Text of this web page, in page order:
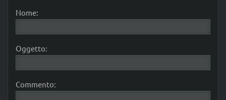
Nome:
Oggetto:
Commento: